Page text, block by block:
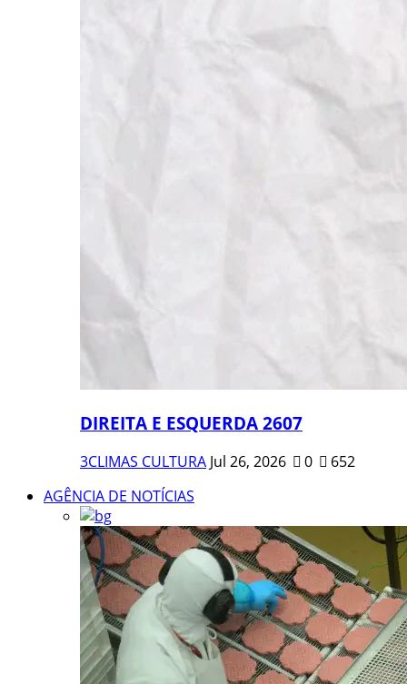
DIREITA E ESQUERDA 2607
3CLIMAS CULTURA Jul 26, 2026 0
652
AGÊNCIA DE NOTÍCIAS